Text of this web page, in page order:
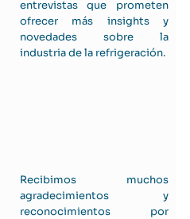
entrevistas que prometen
ofrecer más insights y
novedades sobre la
industria de la refrigeración.
Recibimos muchos
agradecimientos y
reconocimientos por